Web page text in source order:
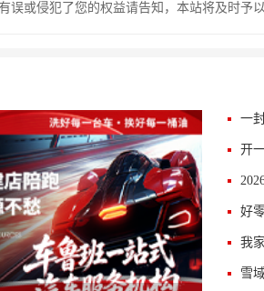
误或侵犯了您的权益请告知，本站将及时予
雪